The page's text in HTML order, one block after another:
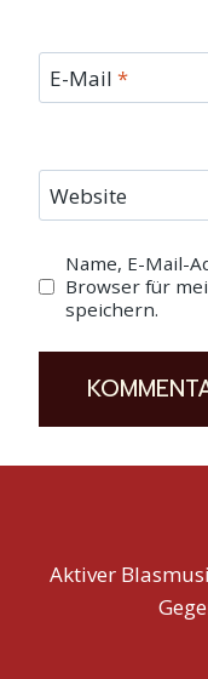
E-Mail *
Website
Name, E-Mail-
Browser für
speichern.
Aktiver